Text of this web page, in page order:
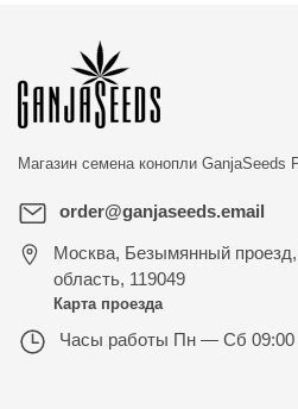
Магазин семена конопли GanjaSeeds
order@ganjaseeds.email
Москва, Безымянный
область, 119049
Карта проезда
Часы работы Пн — Сб 09:00